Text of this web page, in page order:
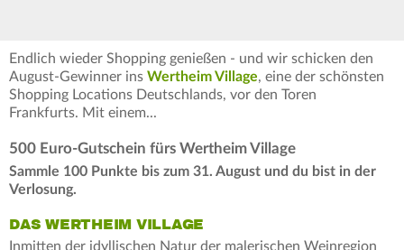
Endlich wieder Shopping genießen - und wir schicken den
August-Gewinner ins Wertheim Village, eine der schönsten
Shopping Locations Deutschlands, vor den Toren
Frankfurts. Mit einem...
500 Euro-Gutschein fürs Wertheim Village
Sammle 100 Punkte bis zum 31. August und du bist in der
Verlosung.
DAS WERTHEIM VILLAGE
Inmitten der idyllischen Natur der malerischen Weinregion